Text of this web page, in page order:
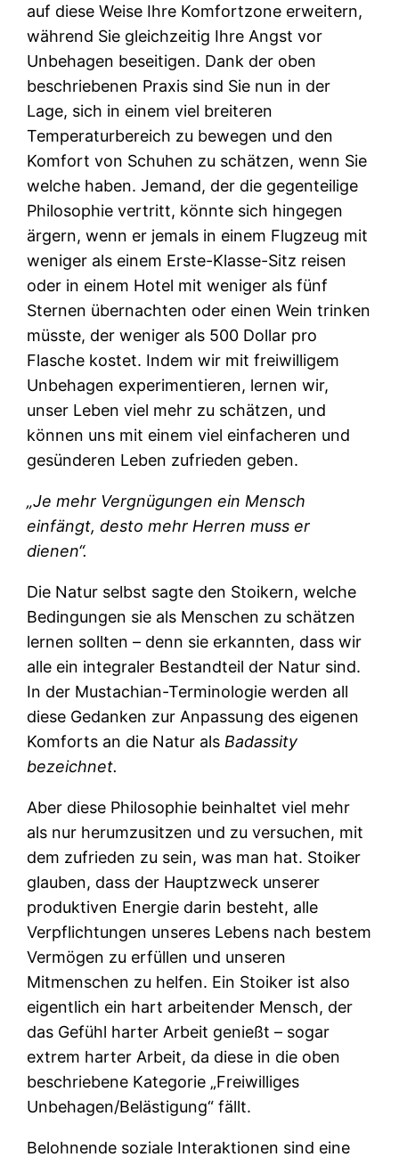
auf diese Weise Ihre Komfortzone erweitern,
während Sie gleichzeitig Ihre Angst vor
Unbehagen beseitigen. Dank der oben
beschriebenen Praxis sind Sie nun in der
Lage, sich in einem viel breiteren
Temperaturbereich zu bewegen und den
Komfort von Schuhen zu schätzen, wenn Sie
welche haben. Jemand, der die gegenteilige
Philosophie vertritt, könnte sich hingegen
ärgern, wenn er jemals in einem Flugzeug mit
weniger als einem Erste-Klasse-Sitz reisen
oder in einem Hotel mit weniger als fünf
Sternen übernachten oder einen Wein trinken
müsste, der weniger als 500 Dollar pro
Flasche kostet. Indem wir mit freiwilligem
Unbehagen experimentieren, lernen wir,
unser Leben viel mehr zu schätzen, und
können uns mit einem viel einfacheren und
gesünderen Leben zufrieden geben.
„Je mehr Vergnügungen ein Mensch
einfängt, desto mehr Herren muss er
dienen“.
Die Natur selbst sagte den Stoikern, welche
Bedingungen sie als Menschen zu schätzen
lernen sollten – denn sie erkannten, dass wir
alle ein integraler Bestandteil der Natur sind.
In der Mustachian-Terminologie werden all
diese Gedanken zur Anpassung des eigenen
Komforts an die Natur als Badassity
bezeichnet.
Aber diese Philosophie beinhaltet viel mehr
als nur herumzusitzen und zu versuchen, mit
dem zufrieden zu sein, was man hat. Stoiker
glauben, dass der Hauptzweck unserer
produktiven Energie darin besteht, alle
Verpflichtungen unseres Lebens nach bestem
Vermögen zu erfüllen und unseren
Mitmenschen zu helfen. Ein Stoiker ist also
eigentlich ein hart arbeitender Mensch, der
das Gefühl harter Arbeit genießt – sogar
extrem harter Arbeit, da diese in die oben
beschriebene Kategorie „Freiwilliges
Unbehagen/Belästigung“ fällt.
Belohnende soziale Interaktionen sind eine